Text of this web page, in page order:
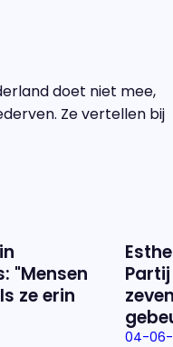
doet niet mee,
Ze vertellen bij
"Mensen
ze erin
04-06-